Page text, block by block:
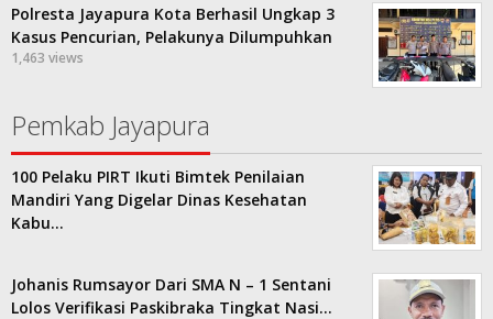
Polresta Jayapura Kota Berhasil Ungkap 3
Kasus Pencurian, Pelakunya Dilumpuhkan
1,463 views
Pemkab Jayapura
100 Pelaku PIRT Ikuti Bimtek Penilaian
Mandiri Yang Digelar Dinas Kesehatan
Kabu…
Johanis Rumsayor Dari SMA N – 1 Sentani
Lolos Verifikasi Paskibraka Tingkat Nasi…